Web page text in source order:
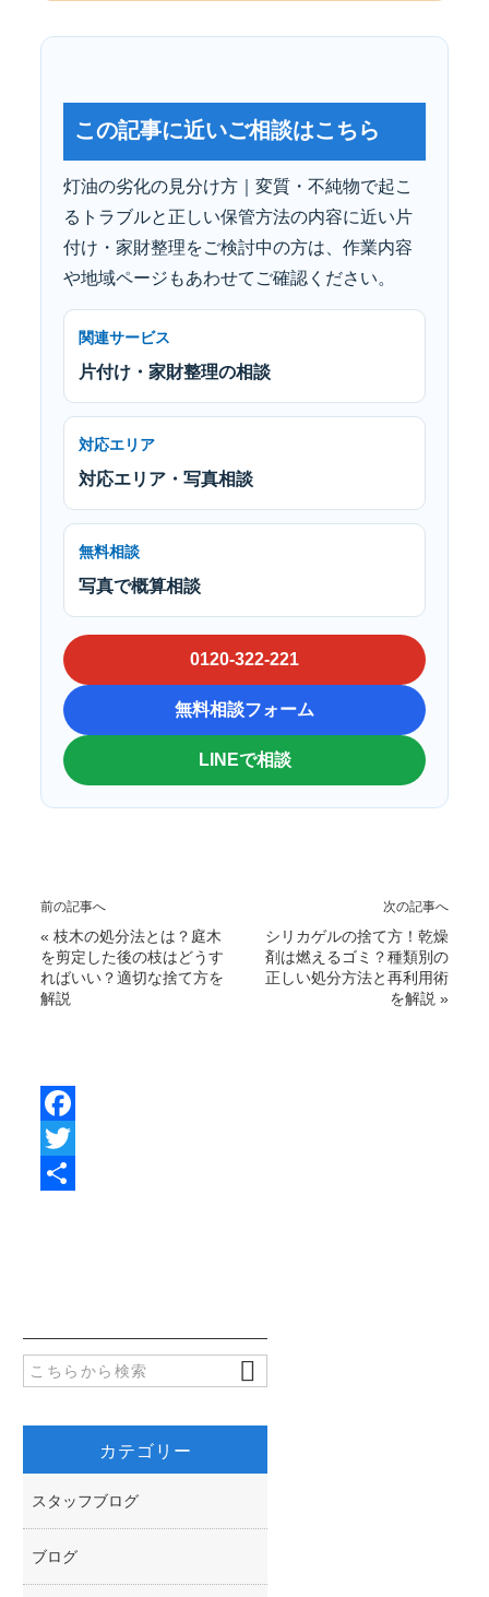
この記事に近いご相談はこちら
灯油の劣化の見分け方｜変質・不純物で起こ
るトラブルと正しい保管方法の内容に近い片
付け・家財整理をご検討中の方は、作業内容
や地域ページもあわせてご確認ください。
関連サービス
片付け・家財整理の相談
対応エリア
対応エリア・写真相談
無料相談
写真で概算相談
0120-322-221
無料相談フォーム
LINEで相談
前の記事へ
« 枝木の処分法とは？庭木
を剪定した後の枝はどうす
ればいい？適切な捨て方を
解説
次の記事へ
シリカゲルの捨て方！乾燥
剤は燃えるゴミ？種類別の
正しい処分方法と再利用術
を解説 »
F
カテゴリー
スタッフブログ
ブログ